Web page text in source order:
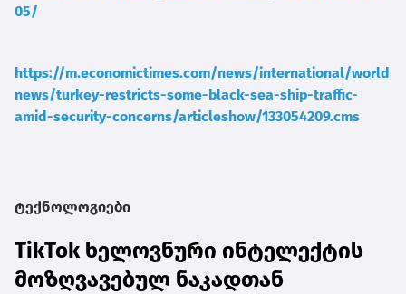
05/
https://m.economictimes.com/news/international/world-
news/turkey-restricts-some-black-sea-ship-traffic-
amid-security-concerns/articleshow/133054209.cms
ტექნოლოგიები
TikTok ხელოვნური ინტელექტის
მოზღვავებულ ნაკადთან